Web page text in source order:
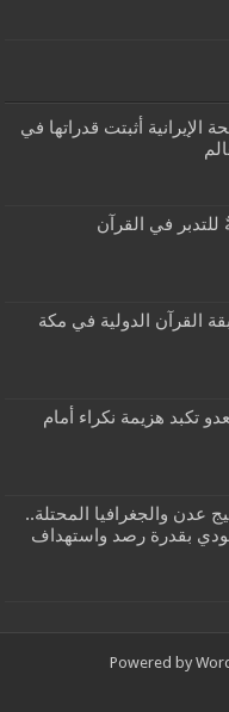
أثبتت قدراتها في
في القرآن
تكبد هزيمة نكراء أمام
عدن والجغرافيا المحتلة..
بقدرة رصد واستهداف
Powered by